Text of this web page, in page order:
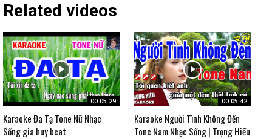
Related videos
00:05:29
Karaoke Đa Tạ Tone Nữ Nhạc
Sống gia huy beat
00:05:42
Karaoke Người Tình Không Đến
Tone Nam Nhạc Sống | Trọng Hiếu